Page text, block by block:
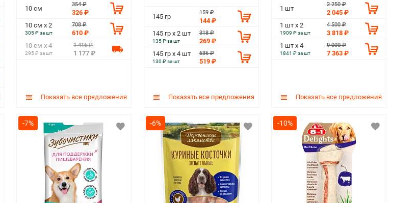
10 см
354 ₽
326 ₽
10 см х 2
305 ₽ за шт
708 ₽
610 ₽
10 см х 4
295 ₽ за шт
1 416 ₽
1 177 ₽
Показать все предложения
145 гр
159 ₽
144 ₽
145 гр х 2 шт
135 ₽ за шт
318 ₽
269 ₽
145 гр х 4 шт
130 ₽ за шт
636 ₽
519 ₽
Показать все предложения
1 шт
2 250 ₽
2 045 ₽
1 шт х 2
1909 ₽ за шт
4 500 ₽
3 818 ₽
1 шт х 4
1841 ₽ за шт
9 000 ₽
7 363 ₽
Показать все предложения
-7% -6% -10%